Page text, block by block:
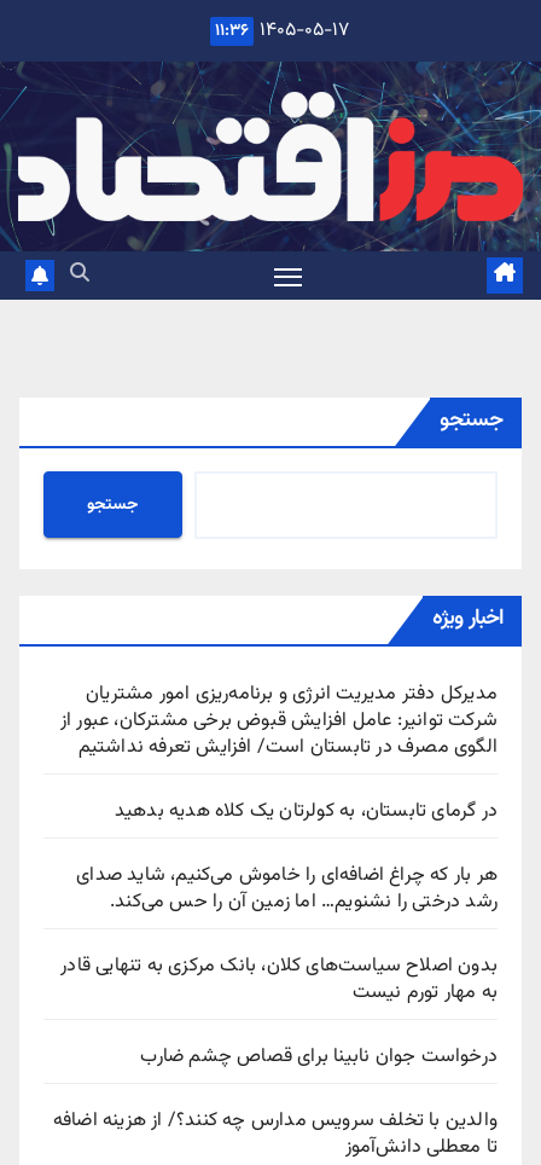
content
۱۴۰۵-۰۵-۱۷ ۱۱:۳۶
جستجو
جستجو
اخبار ویژه
مدیرکل دفتر مدیریت انرژی و برنامه‌ریزی امور مشتریان
شرکت توانیر: عامل افزایش قبوض برخی مشترکان، عبور از
الگوی مصرف در تابستان است/ افزایش تعرفه نداشتیم
در گرمای تابستان، به کولرتان یک کلاه هدیه بدهید
هر بار که چراغ اضافه‌ای را خاموش می‌کنیم، شاید صدای
رشد درختی را نشنویم… اما زمین آن را حس می‌کند.
بدون اصلاح سیاست‌های کلان، بانک مرکزی به تنهایی قادر
به مهار تورم نیست
درخواست جوان نابینا برای قصاص چشم ضارب
والدین با تخلف سرویس مدارس چه کنند؟/ از هزینه اضافه
تا معطلی دانش‌آموز